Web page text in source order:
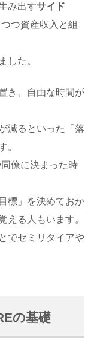
み出すサイド
つ資産収入と組
した。
き、自由な時間が
減るといった「落
。
僚に決まった時
標」を決めておか
える人もいます。
でセミリタイアや
の基礎